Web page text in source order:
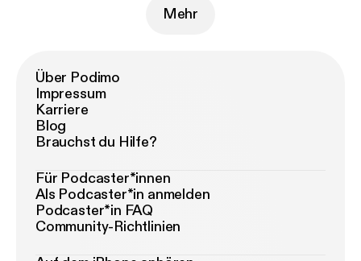
Mehr
Über Podimo
Impressum
Karriere
Blog
Brauchst du Hilfe?
Für Podcaster*innen
Als Podcaster*in anmelden
Podcaster*in FAQ
Community-Richtlinien